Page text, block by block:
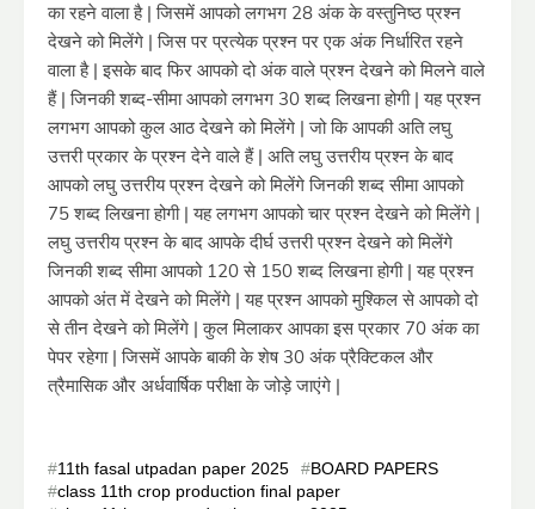
का रहने वाला है | जिसमें आपको लगभग 28 अंक के वस्तुनिष्ठ प्रश्न
देखने को मिलेंगे | जिस पर प्रत्येक प्रश्न पर एक अंक निर्धारित रहने
वाला है | इसके बाद फिर आपको दो अंक वाले प्रश्न देखने को मिलने वाले
हैं | जिनकी शब्द-सीमा आपको लगभग 30 शब्द लिखना होगी | यह प्रश्न
लगभग आपको कुल आठ देखने को मिलेंगे | जो कि आपकी अति लघु
उत्तरी प्रकार के प्रश्न देने वाले हैं | अति लघु उत्तरीय प्रश्न के बाद
आपको लघु उत्तरीय प्रश्न देखने को मिलेंगे जिनकी शब्द सीमा आपको
75 शब्द लिखना होगी | यह लगभग आपको चार प्रश्न देखने को मिलेंगे |
लघु उत्तरीय प्रश्न के बाद आपके दीर्घ उत्तरी प्रश्न देखने को मिलेंगे
जिनकी शब्द सीमा आपको 120 से 150 शब्द लिखना होगी | यह प्रश्न
आपको अंत में देखने को मिलेंगे | यह प्रश्न आपको मुश्किल से आपको दो
से तीन देखने को मिलेंगे | कुल मिलाकर आपका इस प्रकार 70 अंक का
पेपर रहेगा | जिसमें आपके बाकी के शेष 30 अंक प्रैक्टिकल और
त्रैमासिक और अर्धवार्षिक परीक्षा के जोड़े जाएंगे |
11th fasal utpadan paper 2025
BOARD PAPERS
class 11th crop production final paper